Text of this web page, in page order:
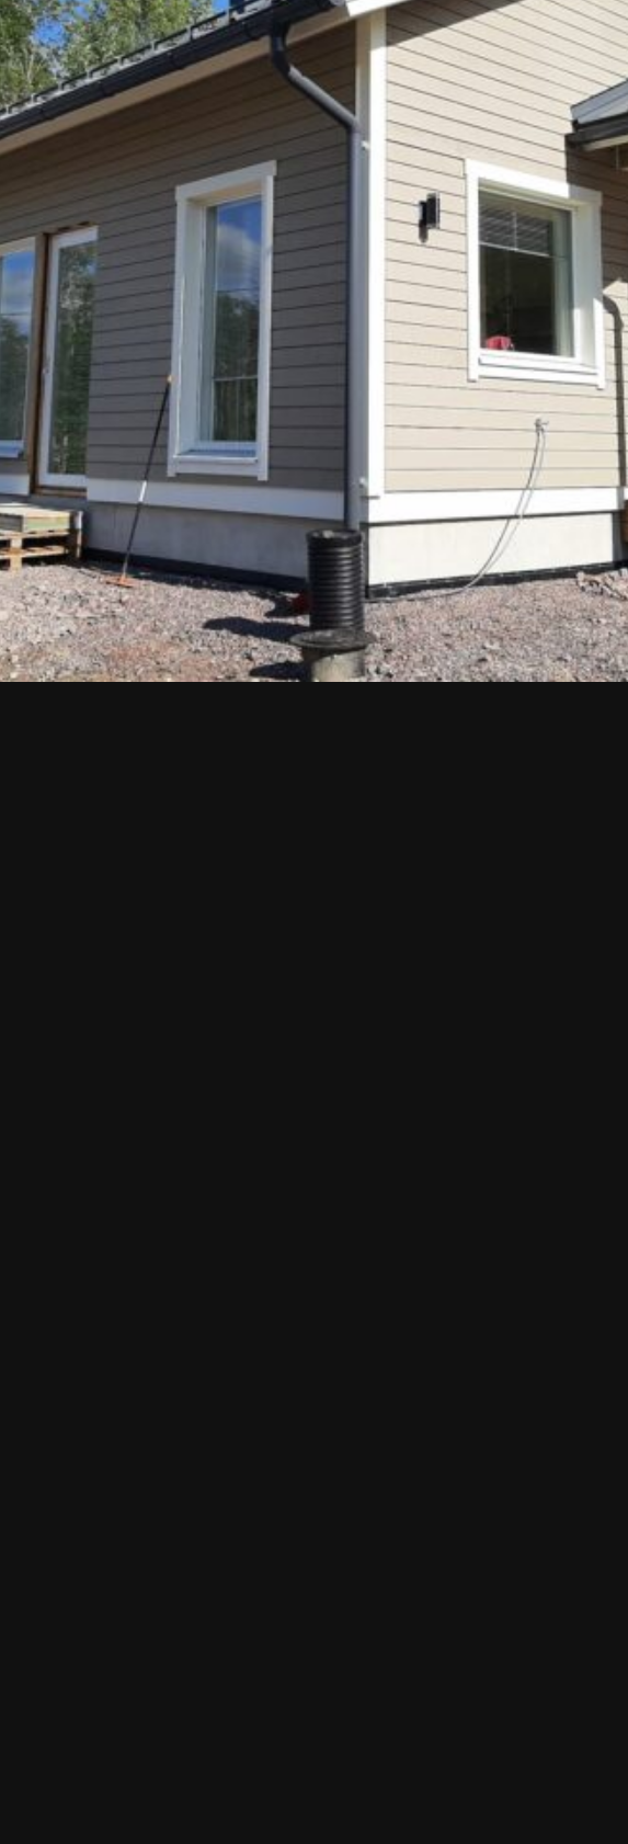
UUSI UNELMISTA
TALOKIRJA ON
Upea yli 200-sivuinen talokirja!
Tilaa esite